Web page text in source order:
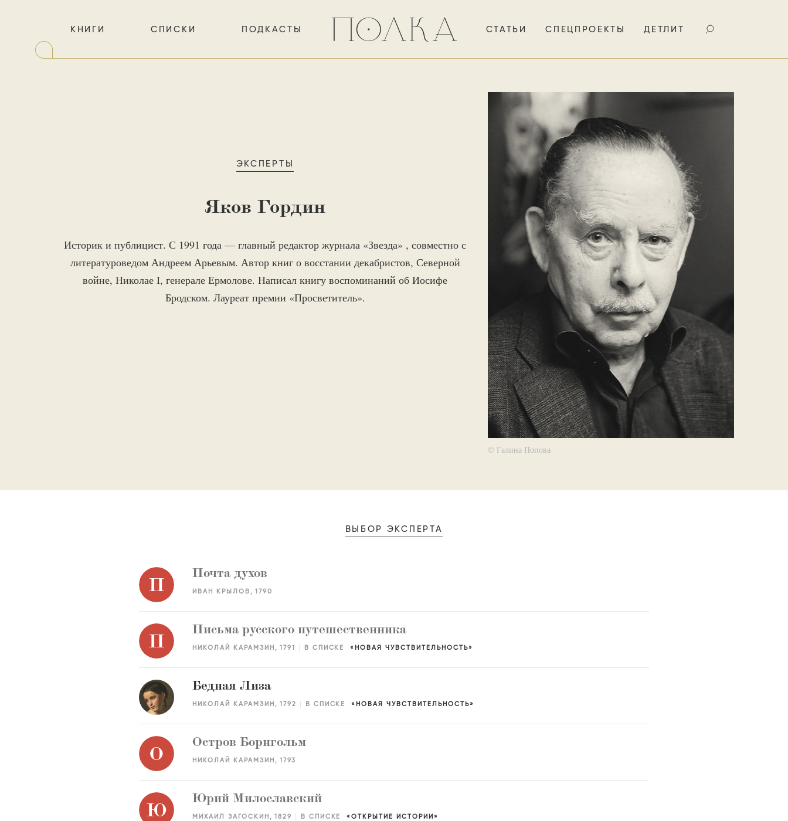
КНИГИ СПИСКИ ПОДКАСТЫ СТАТЬИ СПЕЦПРОЕКТЫ ДЕТЛИТ
© Галина Попова
ЭКСПЕРТЫ
Яков Гордин
Историк и публицист. С 1991 года — главный редактор журнала «Звезда» , совместно с
литературоведом Андреем Арьевым. Автор книг о восстании декабристов, Северной
войне, Николае I, генерале Ермолове. Написал книгу воспоминаний об Иосифе
Бродском. Лауреат премии «Просветитель».
ВЫБОР ЭКСПЕРТА
П
Почта духов
ИВАН КРЫЛОВ 1790
П
Письма русского путешественника
НИКОЛАЙ КАРАМЗИН 1791 В СПИСКЕ НОВАЯ ЧУВСТВИТЕЛЬНОСТЬ
Бедная Лиза
НИКОЛАЙ КАРАМЗИН 1792 В СПИСКЕ НОВАЯ ЧУВСТВИТЕЛЬНОСТЬ
О
Остров Борнгольм
НИКОЛАЙ КАРАМЗИН 1793
Ю
Юрий Милославский
МИХАИЛ ЗАГОСКИН 1829 В СПИСКЕ ОТКРЫТИЕ ИСТОРИИ